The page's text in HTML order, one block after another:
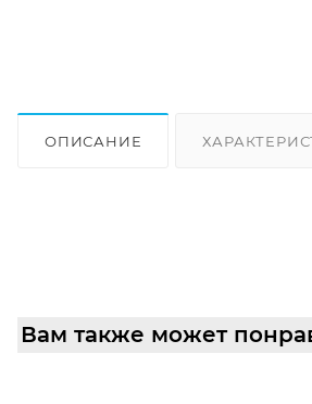
ОПИСАНИЕ
Вам также может